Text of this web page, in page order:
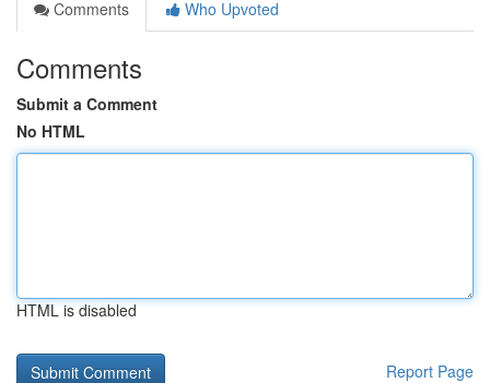
Comments
Who Upvoted
Comments
Submit a Comment
No HTML
HTML is disabled
Report Page